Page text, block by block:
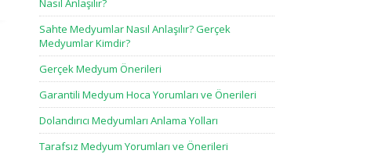
Nasıl Anlaşılır?
Sahte Medyumlar Nasıl Anlaşılır? Gerçek
Medyumlar Kimdir?
Gerçek Medyum Önerileri
Garantili Medyum Hoca Yorumları ve Önerileri
Dolandırıcı Medyumları Anlama Yolları
Tarafsız Medyum Yorumları ve Önerileri